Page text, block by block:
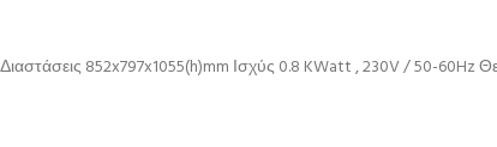
Διαστάσεις 852x797x1055(h)mm Ισχύς 0.8 KWatt , 230V / 50-60Hz